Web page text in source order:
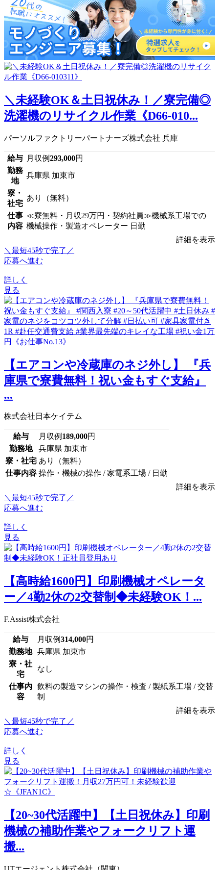
＼未経験OK＆土日祝休み！／寮完備◎
洗濯機のリサイクル作業《D66-010...
パーソルファクトリーパートナーズ株式会社 兵庫
給与 月収例293,000円
勤務
地
兵庫県 加東市
寮・
社宅
あり（無料）
仕事
内容
≪寮無料・月収29万円・契約社員≫機械系工場での
機械操作・製造オペレーター 日勤
詳細を表示
＼最短45秒で完了／
応募へ進む
詳しく
見る
【エアコンや冷蔵庫のネジ外し】 『兵
庫県で寮費無料！祝い金もすぐ支給』
...
株式会社日本ケイテム
給与 月収例 189,000円
勤務地
兵庫県 加東市
寮・社宅 あり（無料）
仕事内容 操作・機械の操作 / 家電系工場 / 日勤
詳細を表示
＼最短45秒で完了／
応募へ進む
詳しく
見る
【高時給1600円】印刷機械オペレータ
ー／4勤2休の2交替制◆未経験OK！...
F.Assist株式会社
給与 月収例314,000円
勤務地
兵庫県 加東市
寮・社
宅
なし
仕事内
容
飲料の製造マシンの操作・検査 / 製紙系工場 / 交替
制
詳細を表示
＼最短45秒で完了／
応募へ進む
詳しく
見る
【20~30代活躍中】【土日祝休み】印刷
機械の補助作業やフォークリフト運
搬...